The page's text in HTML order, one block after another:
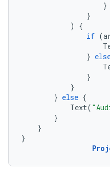
}
}
)
{
if (
}
}
}
} else {
Text(
}
}
}